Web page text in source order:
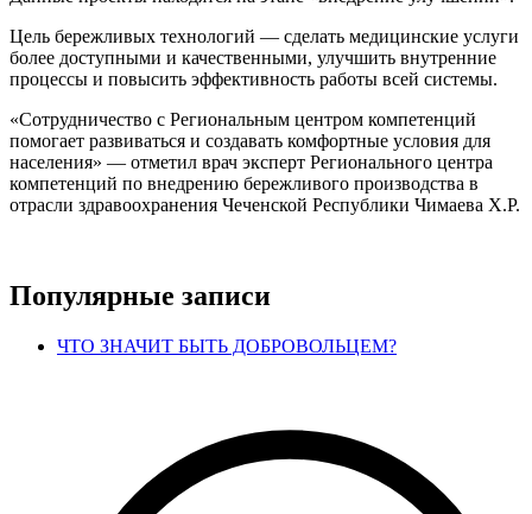
Цель бережливых технологий — сделать медицинские услуги
более доступными и качественными, улучшить внутренние
процессы и повысить эффективность работы всей системы.
«Сотрудничество с Региональным центром компетенций
помогает развиваться и создавать комфортные условия для
населения» — отметил врач эксперт Регионального центра
компетенций по внедрению бережливого производства в
отрасли здравоохранения Чеченской Республики Чимаева Х.Р.
Популярные записи
ЧТО ЗНАЧИТ БЫТЬ ДОБРОВОЛЬЦЕМ?